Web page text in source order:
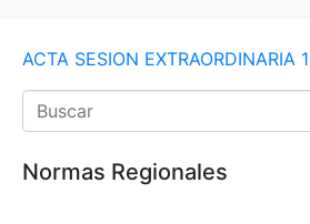
ACTA SESION EXTRAORDINARIA
Normas Regionales